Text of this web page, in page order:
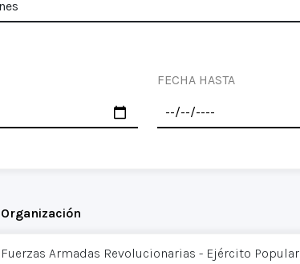
FECHA HASTA
Organización
Fuerzas Armadas Revolucionarias - Ejército Popular